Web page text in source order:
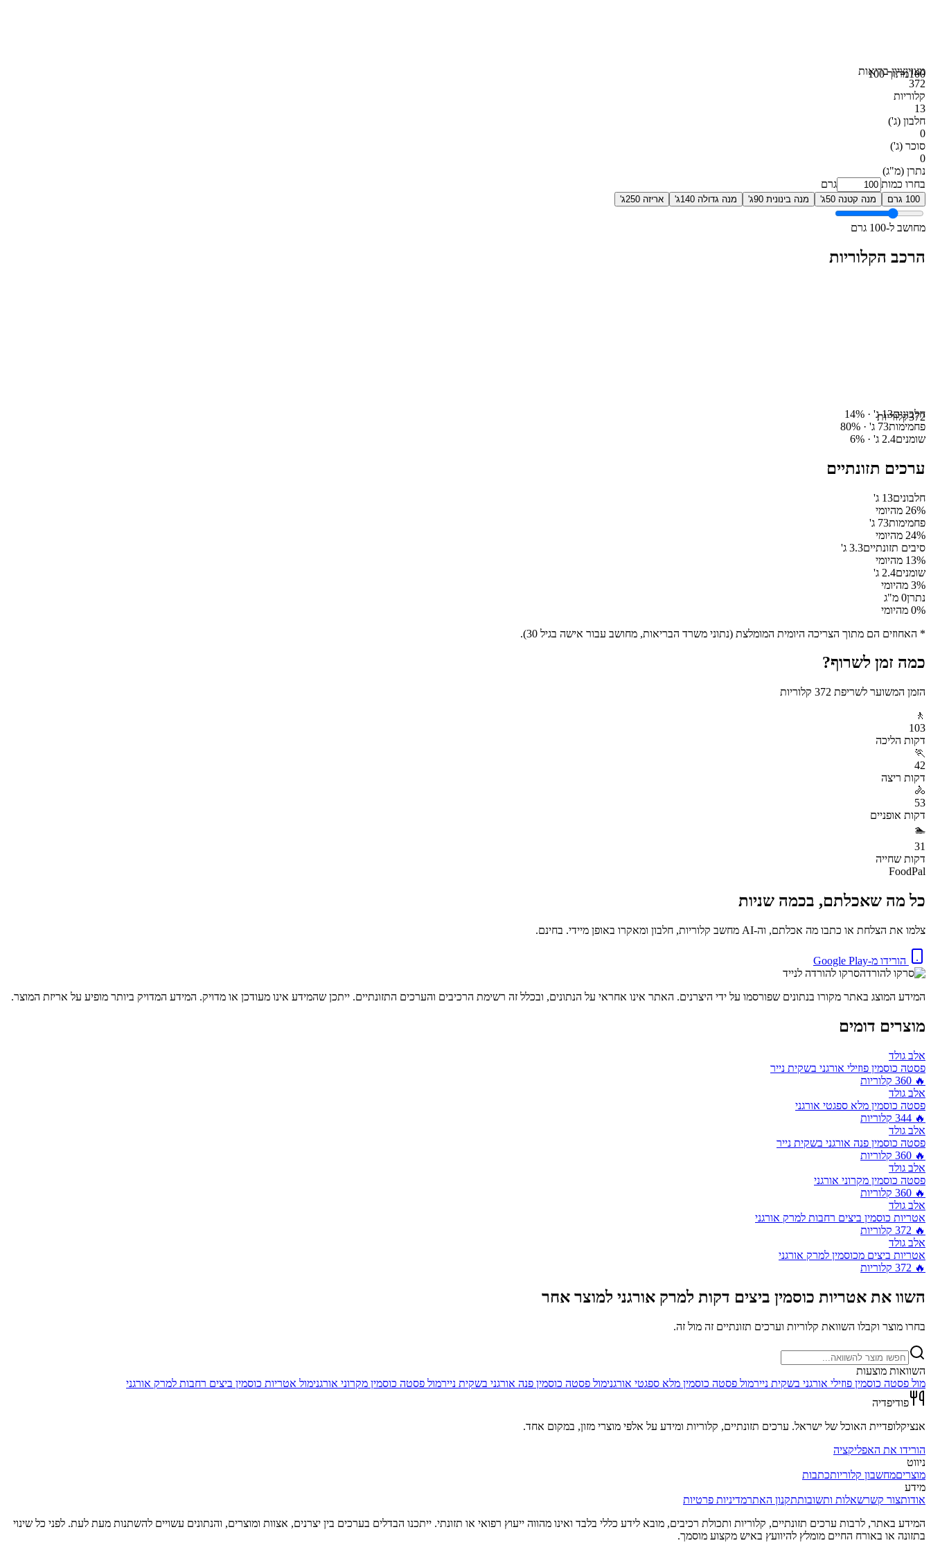
100מתוך 100מצויןציון בריאות
372
קלוריות
13
חלבון (ג')
0
סוכר (ג')
0
נתרן (מ"ג)
בחרו כמות
גרם
100 גרם מנה קטנה 50ג' מנה בינונית 90ג' מנה גדולה 140ג' אריזה 250ג'
מחושב ל-100 גרם
הרכב הקלוריות
372קלוריותחלבונים13ג' · 14%
פחמימות73 ג' · 80%
שומנים2.4 ג' · 6%
ערכים תזונתיים
חלבונים13 ג'
26% מהיומי
פחמימות73 ג'
24% מהיומי
סיבים תזונתיים3.3 ג'
13% מהיומי
שומנים2.4 ג'
3% מהיומי
נתרן0 מ"ג
0% מהיומי
* האחוזים הם מתוך הצריכה היומית המומלצת (נתוני משרד הבריאות, מחושב עבור אישה בגיל 30).
כמה זמן לשרוף?
הזמן המשוער לשריפת 372 קלוריות
🚶
103
דקות הליכה
🏃
42
דקות ריצה
🚴
53
דקות אופניים
🏊
31
דקות שחייה
FoodPal
כל מה שאכלתם, בכמה שניות
צלמו את הצלחת או כתבו מה אכלתם, וה-AI מחשב קלוריות, חלבון ומאקרו באופן מיידי. בחינם.
הורידו מ-Google Play
סרקו להורדה לנייד
המידע המוצג באתר מקורו בנתונים שפורסמו על ידי היצרנים. האתר אינו אחראי על הנתונים, ובכלל זה רשימת הרכיבים והערכים התזונתיים. ייתכן שהמידע אינו מעודכן או מדויק. המידע המדויק ביותר מופיע על אריזת המוצר.
מוצרים דומים
אלב גולד
פסטה כוסמין פוזילי אורגני בשקית נייר
🔥
360 קלוריות
אלב גולד
פסטה כוסמין מלא ספגטי אורגני
🔥
344 קלוריות
אלב גולד
פסטה כוסמין פנה אורגני בשקית נייר
🔥
360 קלוריות
אלב גולד
פסטה כוסמין מקרוני אורגני
🔥
360 קלוריות
אלב גולד
אטריות כוסמין ביצים רחבות למרק אורגני
🔥
372 קלוריות
אלב גולד
אטריות ביצים מכוסמין למרק אורגני
🔥
372 קלוריות
השוו את אטריות כוסמין ביצים דקות למרק אורגני למוצר אחר
בחרו מוצר וקבלו השוואת קלוריות וערכים תזונתיים זה מול זה.
השוואות מוצעות
מול פסטה כוסמין פוזילי אורגני בשקית ניירמול פסטה כוסמין מלא ספגטי אורגנימול פסטה כוסמין פנה אורגני בשקית ניירמול פסטה כוסמין מקרוני אורגנימול אטריות כוסמין ביצים רחבות למרק אורגני
פודיפדיה
אנציקלופדיית האוכל של ישראל. ערכים תזונתיים, קלוריות ומידע על אלפי מוצרי מזון, במקום אחד.
הורידו את האפליקציה
ניווט
מוצריםמחשבון קלוריותכתבות
מידע
אודותצור קשרשאלות ותשובותתקנון האתרמדיניות פרטיות
המידע באתר, לרבות ערכים תזונתיים, קלוריות ותכולת רכיבים, מובא לידע כללי בלבד ואינו מהווה ייעוץ רפואי או תזונתי. ייתכנו הבדלים בערכים בין יצרנים, אצוות ומוצרים, והנתונים עשויים להשתנות מעת לעת. לפני כל שינוי
בתזונה או באורח החיים מומלץ להיוועץ באיש מקצוע מוסמך.